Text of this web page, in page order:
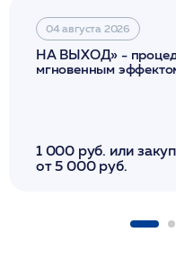
04 августа 2026
НА ВЫХОД» -
мгновенным
1 000 руб. или
от 5 000 руб.